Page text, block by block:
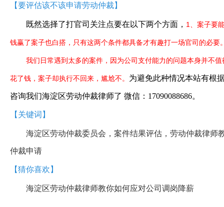
【要评估该不该申请劳动仲裁】
既然选择了打官司关注点要在以下两个方面， 1、案子要
钱赢了案子也白搭，只有这两个条件都具备才有趣打一场官司的必要
我们日常遇到太多的案件，因为公司支付能力的问题本身并不
花了钱，案子却执行不回来，尴尬不。 为避免此种情况本站有根
咨询我们海淀区劳动仲裁律师了 微信：17090088686。
【关键词】
海淀区劳动仲裁委员会，案件结果评估，劳动仲裁律师
仲裁申请
【猜你喜欢】
海淀区劳动仲裁律师教你如何应对公司调岗降薪